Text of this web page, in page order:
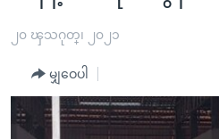
များ
ပင်မ
ကျော်
ကြည့်
အစ္စရေး-ပါလက်စတိုင်း
အင်္ဂလိပ်စာလေ့လာမယ်
အမေရိကန်သုံးအီဒီယံ
အပတ်စဉ်ကဏ္ဍများ
၂၀ ၾသဂုတ္၊ ၂၀၂၁
မျှဝေပါ